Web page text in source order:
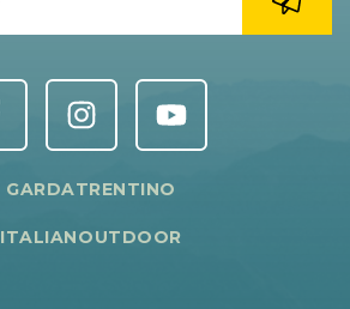
GARDATRENTINO
ITALIANOUTDOOR